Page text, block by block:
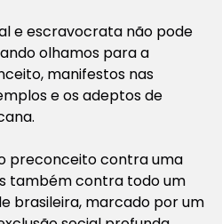
e escravocrata não pode
olhamos para a
manifestos nas
e os adeptos de
preconceito contra uma
também contra todo um
brasileira, marcado por um